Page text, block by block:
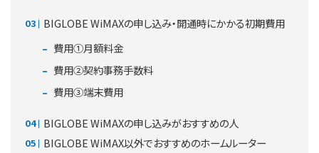
BIGLOBE WiMAXの申し込み・開通時にかかる初期費用
費用①月額料金
費用②契約事務手数料
費用③端末費用
BIGLOBE WiMAXの申し込みがおすすめの人
BIGLOBE WiMAX以外でおすすめのホームルーター